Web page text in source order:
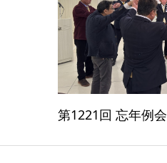
第1221回 忘年例会